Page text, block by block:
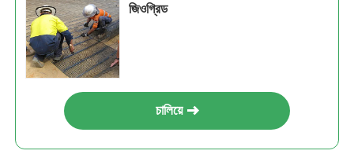
জিওগ্রিড
চালিয়ে